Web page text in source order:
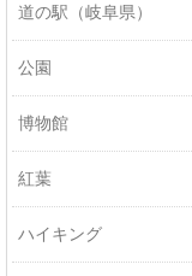
道の駅（岐阜県）
公園
博物館
紅葉
ハイキング